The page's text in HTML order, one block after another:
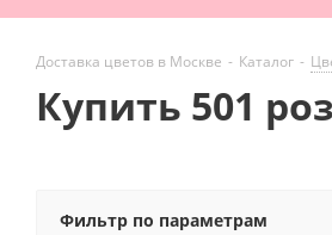
Доставка цветов в Москве - Каталог -
Купить 501
Фильтр по параметрам